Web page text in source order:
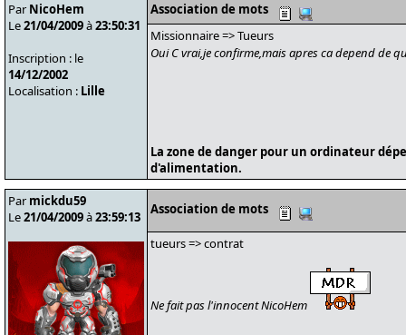
Par NicoHem
Le21/04/2009à23:50:31
Inscription : le
14/12/2002
Localisation : Lille
Association de mots
Missionnaire => Tueurs
Oui C vrai,je confirme,mais apres ca depend de
La zone de danger pour un ordinateur
d'alimentation.
Par mickdu59
Le21/04/2009à23:59:13 Association de mots
tueurs => contrat
Ne fait pas l'innocent NicoHem